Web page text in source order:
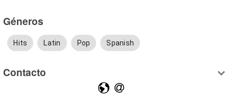
Géneros
Hits Latin Pop Spanish
Contacto